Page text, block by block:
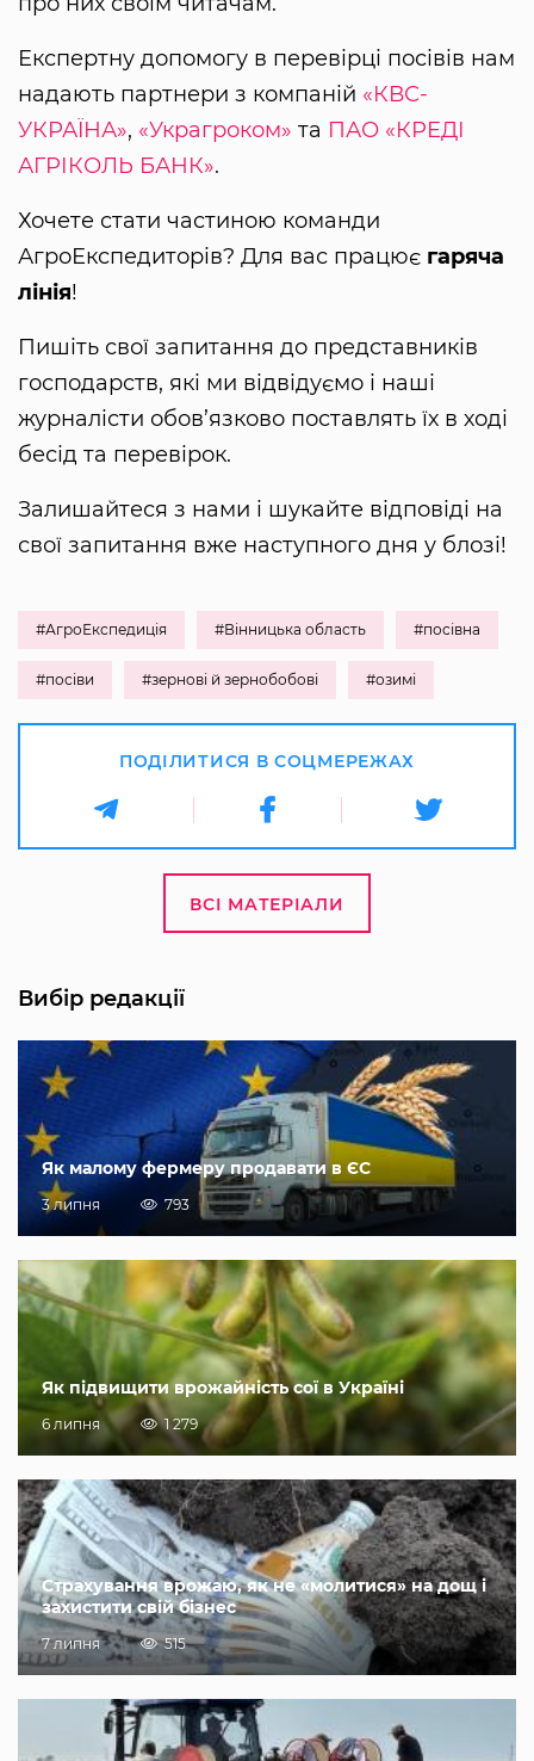
Експертну допомогу в перевірці посівів нам
надають партнери з компаній «КВС-
УКРАЇНА», «Украгроком» та ПАО «КРЕДІ
АГРІКОЛЬ БАНК».
Хочете стати частиною команди
АгроЕкспедиторів? Для вас працює гаряча
лінія!
Пишіть свої запитання до представників
господарств, які ми відвідуємо і наші
журналісти обов’язково поставлять їх в ході
бесід та перевірок.
Залишайтеся з нами і шукайте відповіді на
свої запитання вже наступного дня у блозі!
#АгроЕкспедиція #Вінницька область #посівна
#посіви #зернові й зернобобові #озимі
ПОДІЛИТИСЯ В СОЦМЕРЕЖАХ
ВСІ МАТЕРІАЛИ
Вибір редакції
Як малому фермеру продавати в ЄС
3 липня 793
Як підвищити врожайність сої в Україні
6 липня 1 279
Страхування врожаю, як не «молитися» на дощ і
захистити свій бізнес
7 липня 515